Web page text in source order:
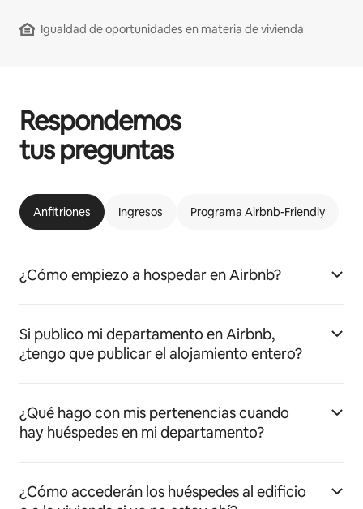
Igualdad de oportunidades en materia de vivienda
Respondemos
tus preguntas
Anfitriones Ingresos Programa Airbnb-Friendly
¿Cómo empiezo a hospedar en Airbnb?
Si publico mi departamento en Airbnb,
¿tengo que publicar el alojamiento entero?
¿Qué hago con mis pertenencias cuando
hay huéspedes en mi departamento?
¿Cómo accederán los huéspedes al edificio